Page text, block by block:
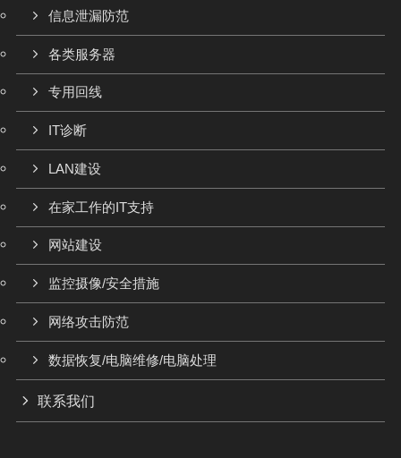
信息泄漏防范
各类服务器
专用回线
IT诊断
LAN建设
在家工作的IT支持
网站建设
监控摄像/安全措施
网络攻击防范
数据恢复/电脑维修/电脑处理
联系我们